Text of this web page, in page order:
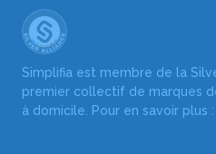
Simplifia est membre de la
premier collectif de marques
à domicile. Pour en savoir plus :